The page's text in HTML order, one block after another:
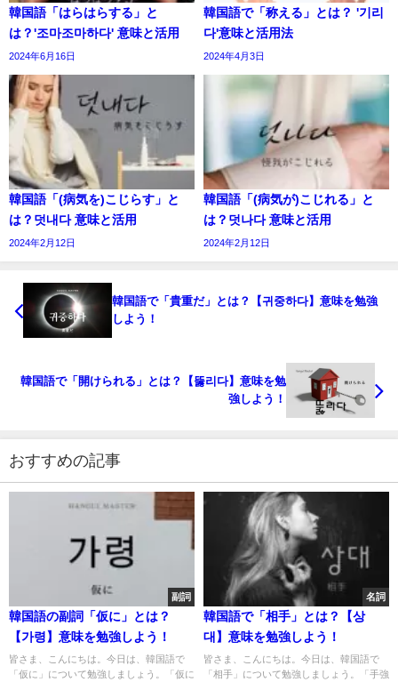
韓国語「はらはらする」と
は？'조마조마하다' 意味と活用
2024年6月16日
韓国語で「称える」とは？ '기리
다'意味と活用法
2024年4月3日
韓国語「(病気を)こじらす」と
は？덧내다 意味と活用
2024年2月12日
韓国語「(病気が)こじれる」と
は？덧나다 意味と活用
2024年2月12日
韓国語で「貴重だ」とは？【귀중하다】意味を勉強
しよう！
韓国語で「開けられる」とは？【뚫리다】意味を勉
強しよう！
おすすめの記事
副詞
韓国語の副詞「仮に」とは？
【가령】意味を勉強しよう！
皆さま、こんにちは。今日は、韓国語で
「仮に」について勉強しましょう。「仮に
名詞
韓国語で「相手」とは？【상
대】意味を勉強しよう！
皆さま、こんにちは。今日は、韓国語で
「相手」について勉強しましょう。「手強